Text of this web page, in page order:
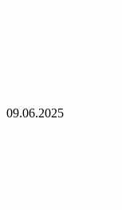
09.06.2025